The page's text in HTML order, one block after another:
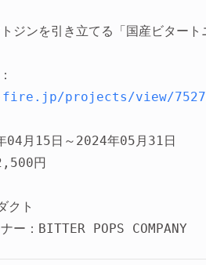
ジンを引き立てる「国産ビタート
projects/view/
04月15日～2024年05月31日
円
クト
ー：BITTER POPS COMPANY